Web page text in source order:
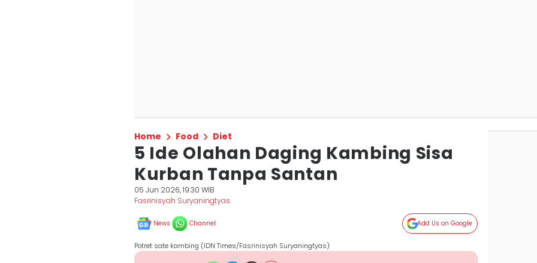
Home Food Diet
5 Ide Olahan Daging Kambing Sisa
Kurban Tanpa Santan
05 Jun 2026, 19:30 WIB
Fasrinisyah Suryaningtyas
News Channel Add Us on Google
Potret sate kambing (IDN Times/Fasrinisyah Suryaningtyas)